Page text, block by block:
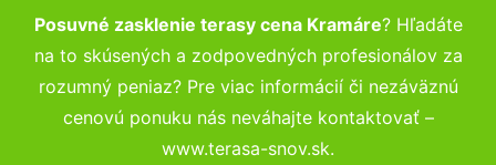
Posuvné zasklenie terasy cena Kramáre? Hľadáte
na to skúsených a zodpovedných profesionálov za
rozumný peniaz? Pre viac informácií či nezáväznú
cenovú ponuku nás neváhajte kontaktovať –
www.terasa-snov.sk.